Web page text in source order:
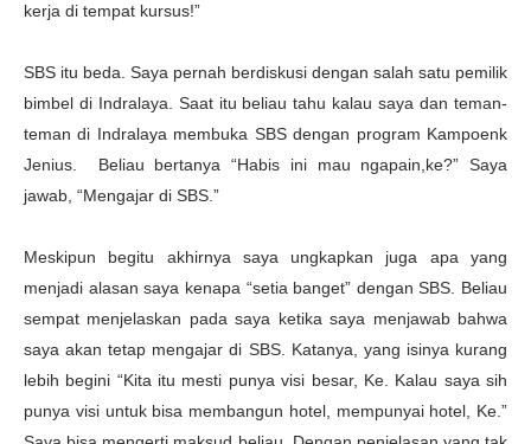
kerja di tempat kursus!”
SBS itu beda. Saya pernah berdiskusi dengan salah satu pemilik
bimbel di Indralaya. Saat itu beliau tahu kalau saya dan teman-
teman di Indralaya membuka SBS dengan program Kampoenk
Jenius. Beliau bertanya “Habis ini mau ngapain,ke?” Saya
jawab, “Mengajar di SBS.”
Meskipun begitu akhirnya saya ungkapkan juga apa yang
menjadi alasan saya kenapa “setia banget” dengan SBS. Beliau
sempat menjelaskan pada saya ketika saya menjawab bahwa
saya akan tetap mengajar di SBS. Katanya, yang isinya kurang
lebih begini “Kita itu mesti punya visi besar, Ke. Kalau saya sih
punya visi untuk bisa membangun hotel, mempunyai hotel, Ke.”